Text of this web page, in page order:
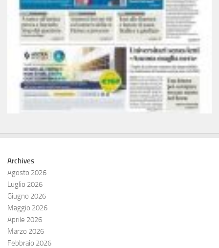
Archives
Agosto 2026
Luglio 2026
Giugno 2026
Maggio 2026
Aprile 2026
Marzo 2026
Febbraio 2026